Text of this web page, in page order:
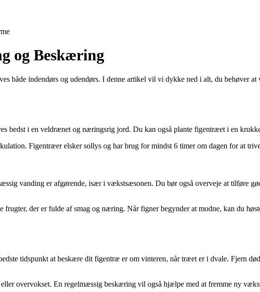
og Beskæring
både indendørs og udendørs. I denne artikel vil vi dykke ned i alt, du behøver
i en veldrænet og næringsrig jord. Du kan også plante figentræet i en
Figentræer elsker sollys og har brug for mindst 6 timer om dagen for at
vanding er afgørende, især i vækstsæsonen. Du bør også overveje at tilføre
der er fulde af smag og næring. Når figner begynder at modne, kan du
tidspunkt at beskære dit figentræ er om vinteren, når træet er i dvale. Fjern
overvokset. En regelmæssig beskæring vil også hjælpe med at fremme ny